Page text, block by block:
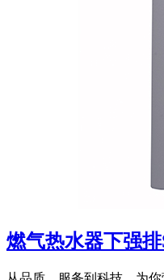
燃气热水器下强